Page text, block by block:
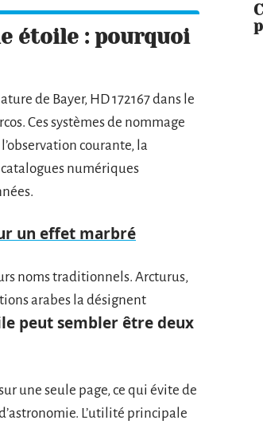
étoile : pourquoi
de Bayer, HD 172167 dans le
Ces systèmes de nommage
courante, la
numériques
un effet marbré
noms traditionnels. Arcturus,
arabes la désignent
peut sembler être deux
une seule page, ce qui évite de
L’utilité principale